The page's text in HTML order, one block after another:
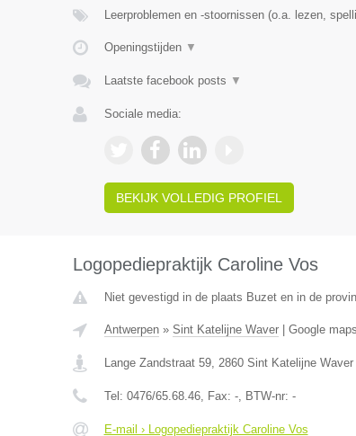
Leerproblemen en -stoornissen (o.a. lezen,
Openingstijden ▼
Laatste facebook posts ▼
Sociale media:
BEKIJK VOLLEDIG PROFIEL
Logopediepraktijk Caroline Vos
Niet gevestigd in de plaats Buzet en in de
Antwerpen» Sint Katelijne Waver| Google maps
Lange Zandstraat 59, 2860 Sint Katelijne Waver
Tel: 0476/65.68.46, Fax: -, BTW-nr: -
E-mail › Logopediepraktijk Caroline Vos